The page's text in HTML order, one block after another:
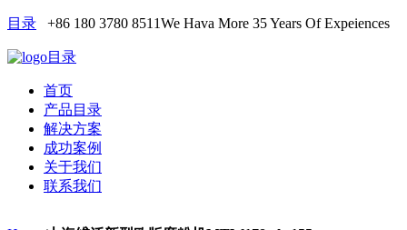
目录 +86 180 3780 8511We Hava More 35 Years Of Expeiences
目录
首页
产品目录
解决方案
成功案例
关于我们
联系我们